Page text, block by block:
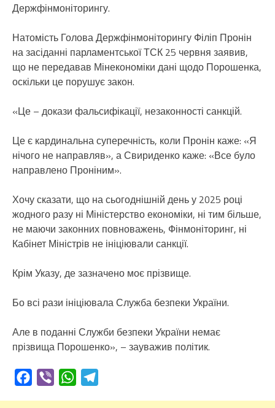
Держфінмоніторингу.
Натомість Голова Держфінмоніторингу Філіп Пронін
на засіданні парламентської ТСК 25 червня заявив,
що не передавав Мінекономіки дані щодо Порошенка,
оскільки це порушує закон.
«Це – докази фальсифікації, незаконності санкцій.
Це є кардинальна суперечність, коли Пронін каже: «Я
нічого не направляв», а Свириденко каже: «Все було
направлено Проніним».
Хочу сказати, що на сьогоднішній день у 2025 році
жодного разу ні Міністерство економіки, ні тим більше,
не маючи законних повноважень, Фінмоніторинг, ні
Кабінет Міністрів не ініціювали санкції.
Крім Указу, де зазначено моє прізвище.
Бо всі рази ініціювала Служба безпеки України.
Але в поданні Служби безпеки України немає
прізвища Порошенко», – зауважив політик.
Facebook
Viber WhatsApp